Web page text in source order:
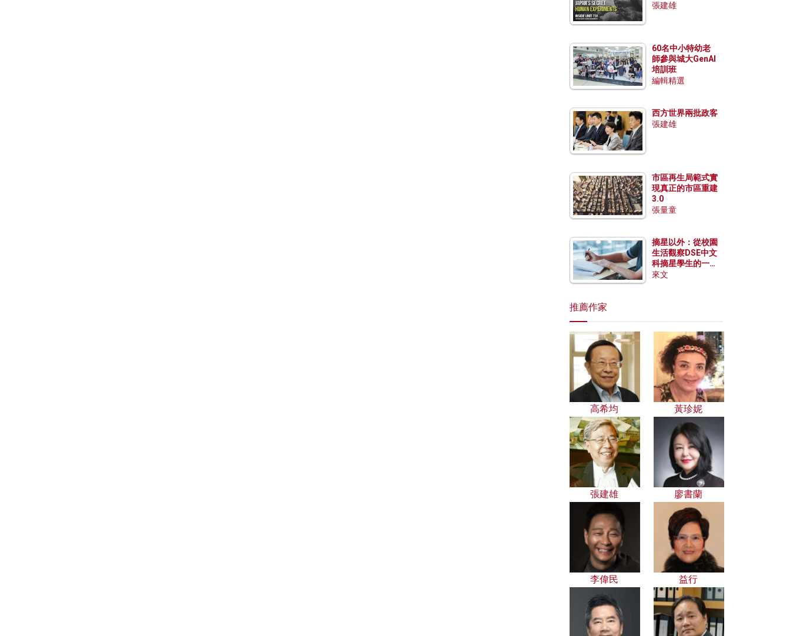
張建雄
60名中小特幼老
師參與城大GenAI
培訓班
編輯精選
西方世界兩批政客
張建雄
市區再生局範式實
現真正的市區重建
3.0
張量童
摘星以外：從校園
生活觀察DSE中文
科摘星學生的一點
特質
來文
推薦作家
高希均 黃珍妮
張建雄 廖書蘭
李偉民 益行